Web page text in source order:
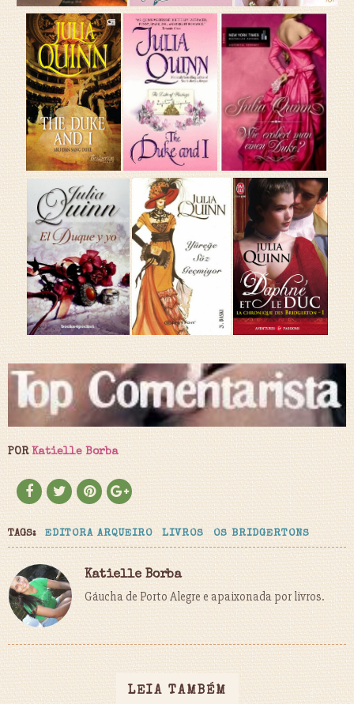
PORKatielle Borba
TAGS: EDITORA ARQUEIRO LIVROS OS BRIDGERTONS
Katielle Borba
Gáucha de Porto Alegre e apaixonada por livros.
LEIA TAMBÉM